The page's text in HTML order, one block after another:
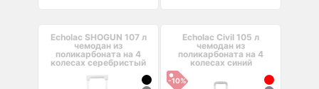
Echolac SHOGUN 107 л
чемодан из
поликарбоната на 4
колесах серебристый
Echolac Civil 105 л
чемодан из
поликарбоната на 4
колесах синий
-10%